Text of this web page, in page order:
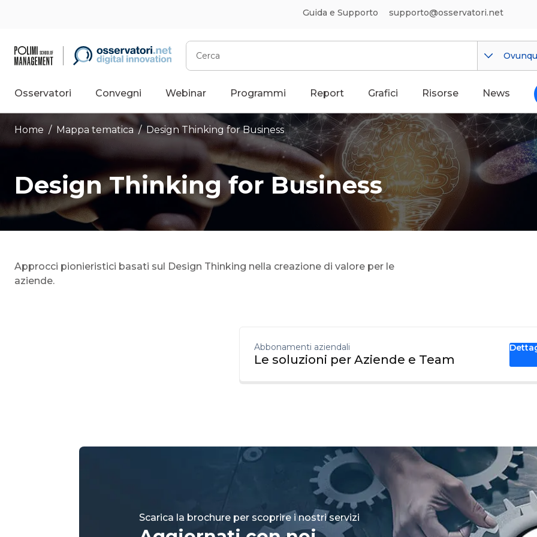
Guida e Supporto supporto@osservatori.net
Cerca
Osservatori Convegni Webinar Programmi Report Grafici Risorse News
Home / Mappa tematica /Design Thinking for Business
Design Thinking for Business
Approcci pionieristici basati sul Design Thinking nella creazione di valore per le
aziende.
Abbonamenti aziendali
Le soluzioni per Aziende e Team
Scarica la brochure per scoprire i nostri servizi